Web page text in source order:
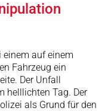
auf einem
Fahrzeug ein
Der Unfall
helllichten Tag. Der
als Grund für den